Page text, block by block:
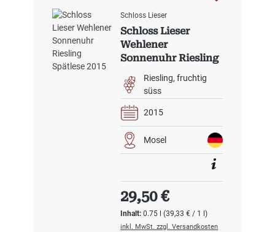
Schloss Lieser
Schloss Lieser
Wehlener
Sonnenuhr Riesling
Spätlese 2015
Riesling fruchtig
süss
2015
Mosel
Inhalt:0.75 l(39,33 € / 1 l)
Regulärer Preis:
29,50 €
inkl. MwSt. zzgl. Versandkosten